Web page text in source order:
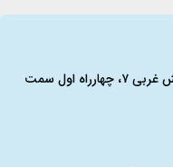
مشهد، خیابان امام رضا چهارراه دانش، دانش غربی ۷، چهارراه اول سمت